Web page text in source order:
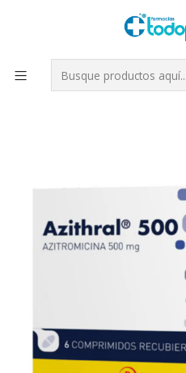
Tus compras tienen envío
para Chile | WhatsApp +56
Inicio Medicamentos